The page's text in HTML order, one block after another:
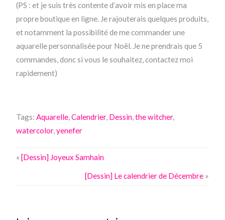
(PS : et je suis très contente d’avoir mis en place ma
propre boutique en ligne. Je rajouterais quelques produits,
et notamment la possibilité de me commander une
aquarelle personnalisée pour Noël. Je ne prendrais que 5
commandes, donc si vous le souhaitez, contactez moi
rapidement)
Tags:Aquarelle,Calendrier, Dessin,the witcher,
watercolor,yenefer
« [Dessin] Joyeux Samhain
[Dessin] Le calendrier de Décembre»